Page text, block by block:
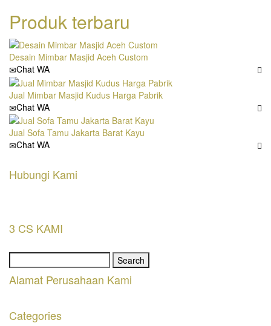
Produk terbaru
Desain Mimbar Masjid Aceh Custom
Chat WA
Jual Mimbar Masjid Kudus Harga Pabrik
Chat WA
Jual Sofa Tamu Jakarta Barat Kayu
Chat WA
Hubungi Kami
3 CS KAMI
Search
for:
Alamat Perusahaan Kami
Categories